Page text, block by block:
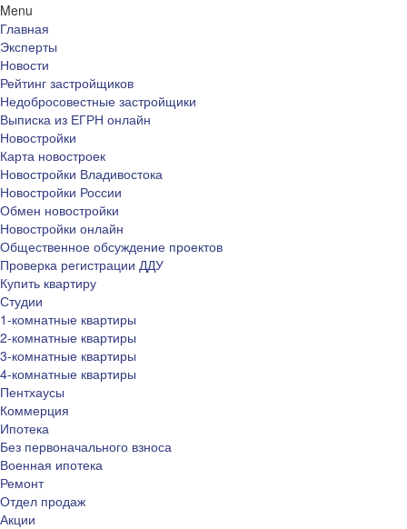
Menu
Главная
Эксперты
Новости
Рейтинг застройщиков
Недобросовестные застройщики
Выписка из ЕГРН онлайн
Новостройки
Карта новостроек
Новостройки Владивостока
Новостройки России
Обмен новостройки
Новостройки онлайн
Общественное обсуждение проектов
Проверка регистрации ДДУ
Купить квартиру
Студии
1-комнатные квартиры
2-комнатные квартиры
3-комнатные квартиры
4-комнатные квартиры
Пентхаусы
Коммерция
Ипотека
Без первоначального взноса
Военная ипотека
Ремонт
Отдел продаж
Акции